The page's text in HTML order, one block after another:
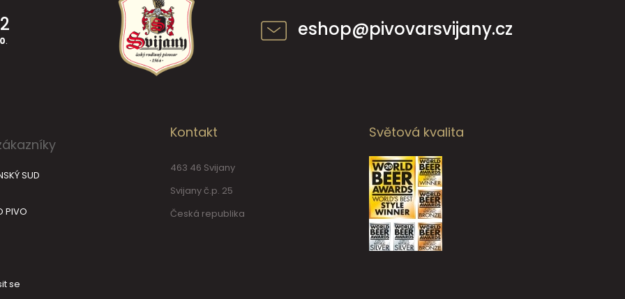
. eshop@pivovarsvijany.cz
SUD
PIVO
se
Kontakt
463 46 Svijany
Svijany č.p. 25
Česká republika
Světová kvalita